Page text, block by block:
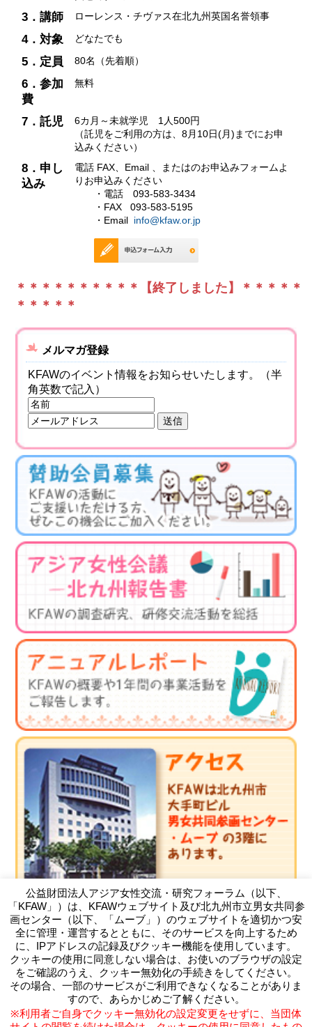
3．講師 ローレンス・チヴァス在北九州英国名誉領事
4．対象 どなたでも
5．定員 80名（先着順）
6．参加
費
無料
7．託児
6カ月～未就学児 1人500円
（託児をご利用の方は、8月10日(月)までにお申
込みください）
8．申し
込み
電話 FAX、Email 、またはのお申込みフォームよ
りお申込みください
・電話 093-583-3434
・FAX 093-583-5195
・Email info@kfaw.or.jp
＊＊＊＊＊＊＊＊＊＊【終了しました】＊＊＊＊＊
＊＊＊＊＊
メルマガ登録
KFAWのイベント情報をお知らせいたします。（半
角英数で記入）
（公財）アジア女性交流・研究フォーラム
Kitakyushu Forum on Asian Women
〒803-0814 北九州市小倉北区大手町11-4北九州市大手町ビ
ル3F
TEL093-583-3434 FAX093-583-5195
公益財団法人アジア女性交流・研究フォーラム（以下、
「KFAW」）は、KFAWウェブサイト及び北九州市立男女共同参
画センター（以下、「ムーブ」）のウェブサイトを適切かつ安
全に管理・運営するとともに、そのサービスを向上するため
に、IPアドレスの記録及びクッキー機能を使用しています。
クッキーの使用に同意しない場合は、お使いのブラウザの設定
をご確認のうえ、クッキー無効化の手続きをしてください。
その場合、一部のサービスがご利用できなくなることがありま
すので、あらかじめご了解ください。
※利用者ご自身でクッキー無効化の設定変更をせずに、当団体